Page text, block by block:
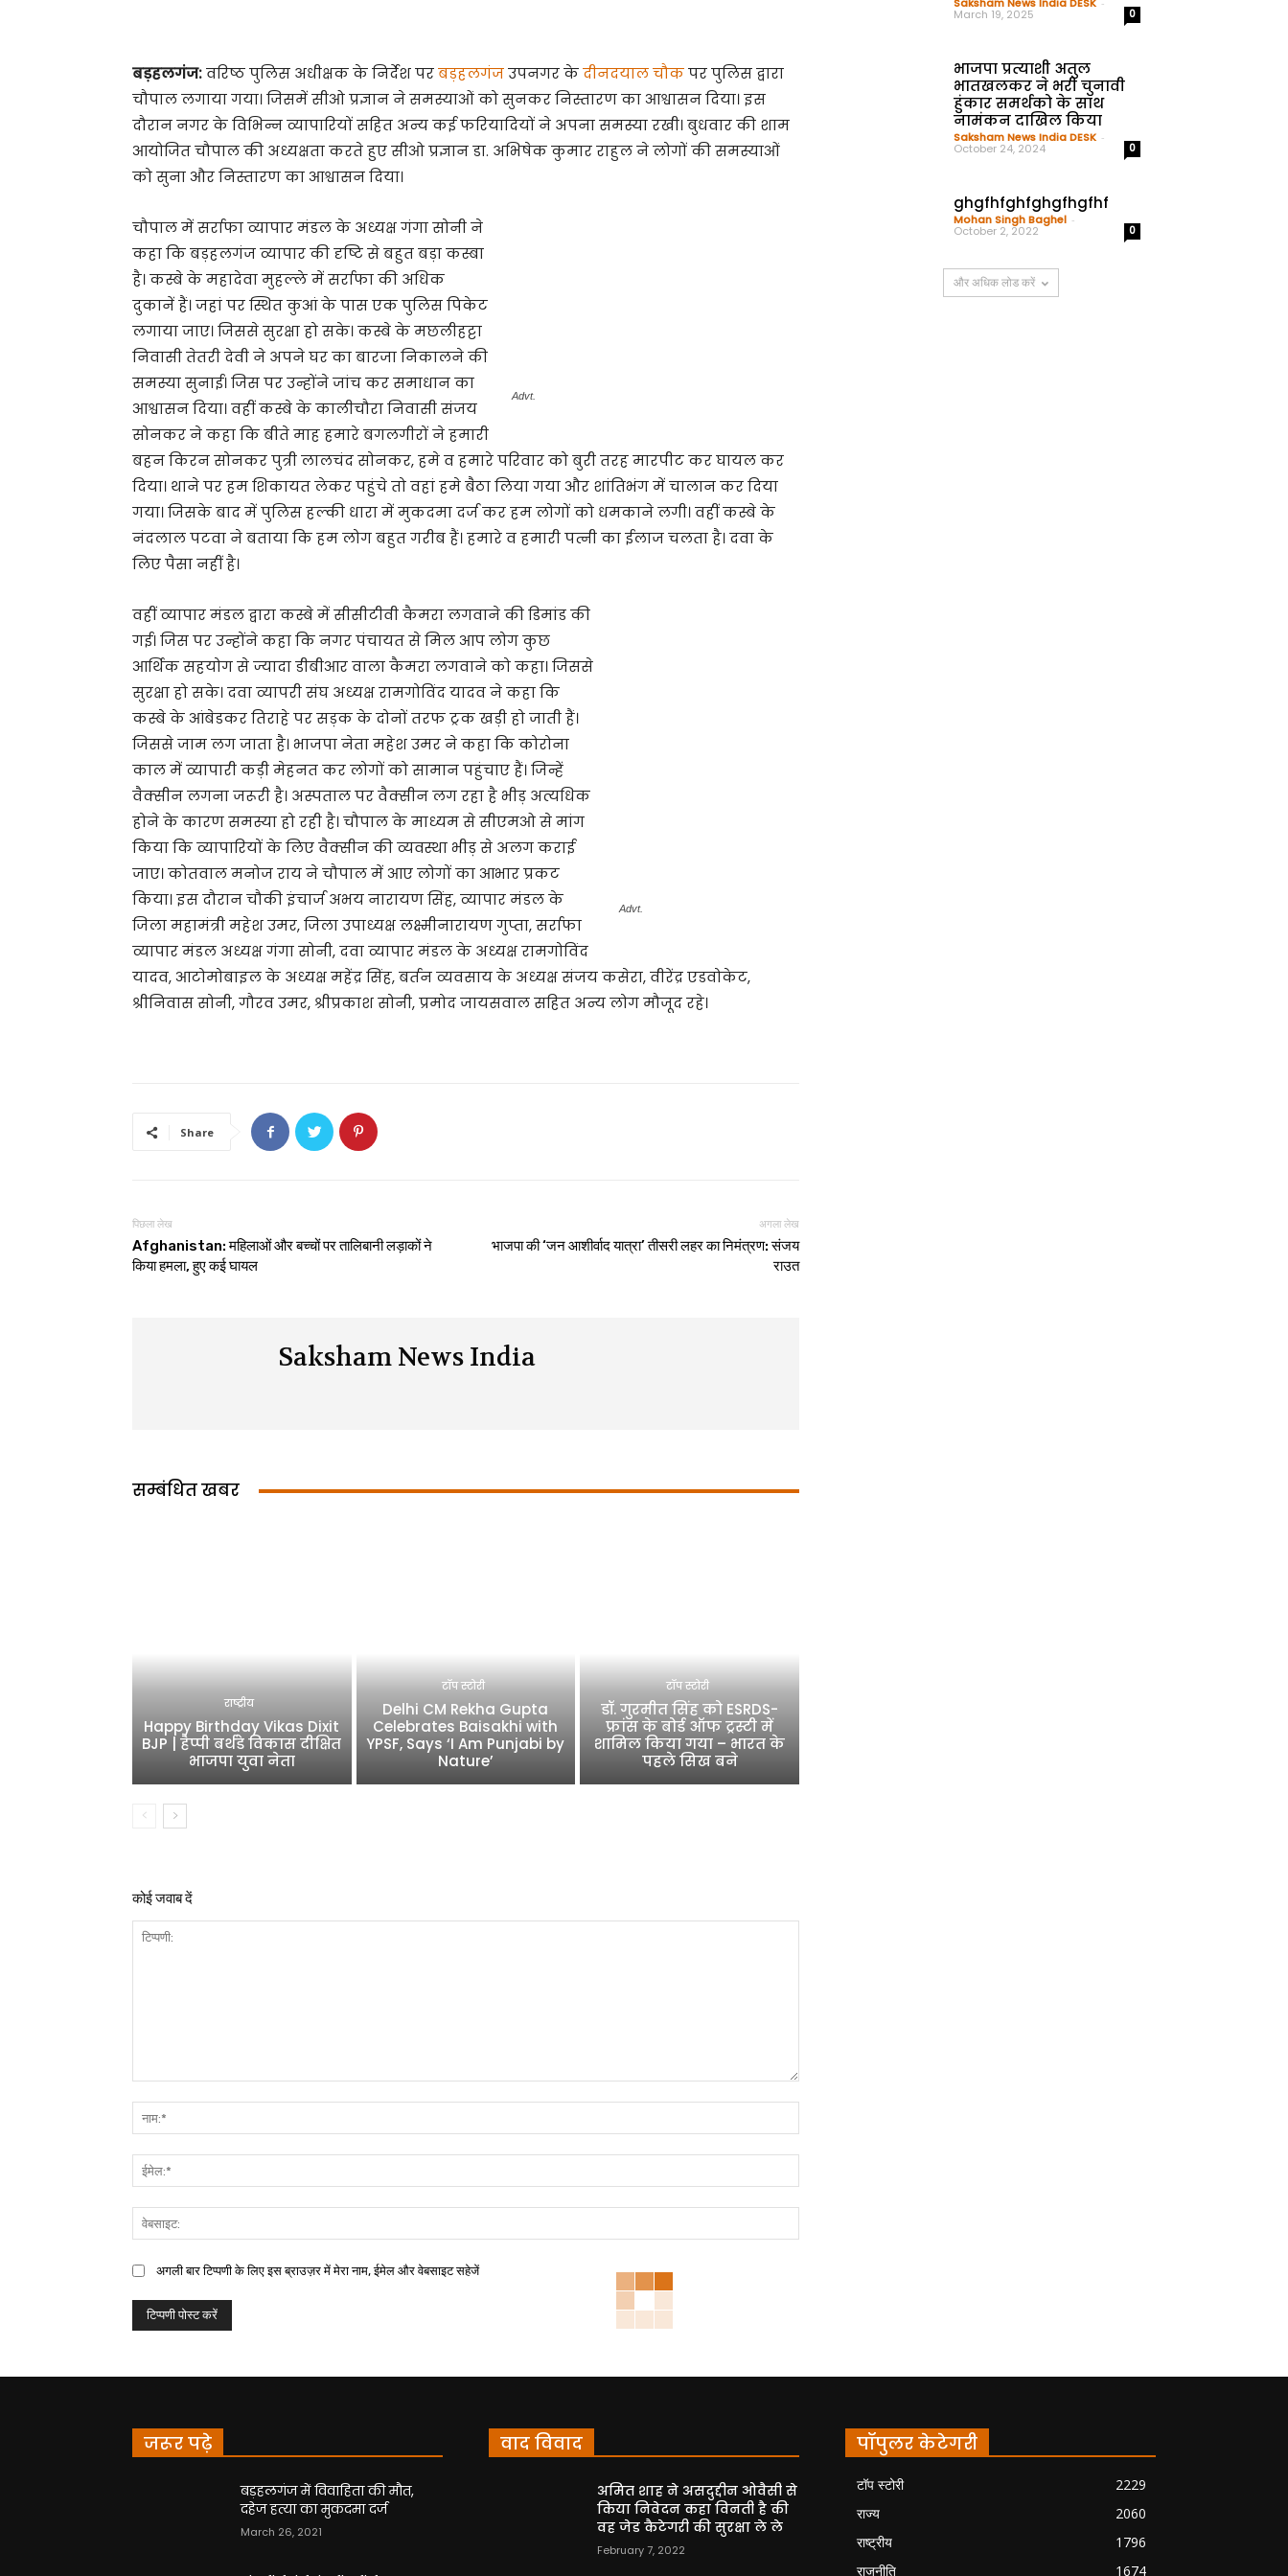
बड़हलगंज:वरिष्ठ पुलिस अधीक्षक के निर्देश परबड़हलगंजउपनगर केदीनदयाल चौकपर पुलिस द्वारा
चौपाल लगाया गया। जिसमें सीओ प्रज्ञान ने समस्याओं को सुनकर निस्तारण का आश्वासन दिया। इस
दौरान नगर के विभिन्न व्यापारियों सहित अन्य कई फरियादियों ने अपना समस्या रखी। बुधवार की शाम
आयोजित चौपाल की अध्यक्षता करते हुए सीओ प्रज्ञान डा. अभिषेक कुमार राहुल ने लोगों की समस्याओं
को सुना और निस्तारण का आश्वासन दिया।
Advt.
चौपाल में सर्राफा व्यापार मंडल के अध्यक्ष गंगा सोनी ने
कहा कि बड़हलगंज व्यापार की दृष्टि से बहुत बड़ा कस्बा
है। कस्बे के महादेवा मुहल्ले में सर्राफा की अधिक
दुकानें हैं। जहां पर स्थित कुआं के पास एक पुलिस पिकेट
लगाया जाए। जिससे सुरक्षा हो सके। कस्बे के मछलीहट्टा
निवासी तेतरी देवी ने अपने घर का बारजा निकालने की
समस्या सुनाई। जिस पर उन्होंने जांच कर समाधान का
आश्वासन दिया। वहीं कस्बे के कालीचौरा निवासी संजय
सोनकर ने कहा कि बीते माह हमारे बगलगीरों ने हमारी
बहन किरन सोनकर पुत्री लालचंद सोनकर, हमे व हमारे परिवार को बुरी तरह मारपीट कर घायल कर
दिया। थाने पर हम शिकायत लेकर पहुंचे तो वहां हमे बैठा लिया गया और शांतिभंग में चालान कर दिया
गया। जिसके बाद में पुलिस हल्की धारा में मुकदमा दर्ज कर हम लोगों को धमकाने लगी। वहीं कस्बे के
नंदलाल पटवा ने बताया कि हम लोग बहुत गरीब हैं। हमारे व हमारी पत्नी का ईलाज चलता है। दवा के
लिए पैसा नहीं है।
Advt.
वहीं व्यापार मंडल द्वारा कस्बे में सीसीटीवी कैमरा लगवाने की डिमांड की
गई। जिस पर उन्होंने कहा कि नगर पंचायत से मिल आप लोग कुछ
आर्थिक सहयोग से ज्यादा डीबीआर वाला कैमरा लगवाने को कहा। जिससे
सुरक्षा हो सके। दवा व्यापरी संघ अध्यक्ष रामगोविंद यादव ने कहा कि
कस्बे के आंबेडकर तिराहे पर सड़क के दोनों तरफ ट्रक खड़ी हो जाती हैं।
जिससे जाम लग जाता है। भाजपा नेता महेश उमर ने कहा कि कोरोना
काल में व्यापारी कड़ी मेहनत कर लोगों को सामान पहुंचाए हैं। जिन्हें
वैक्सीन लगना जरूरी है। अस्पताल पर वैक्सीन लग रहा है भीड़ अत्यधिक
होने के कारण समस्या हो रही है। चौपाल के माध्यम से सीएमओ से मांग
किया कि व्यापारियों के लिए वैक्सीन की व्यवस्था भीड़ से अलग कराई
जाए। कोतवाल मनोज राय ने चौपाल में आए लोगों का आभार प्रकट
किया। इस दौरान चौकी इंचार्ज अभय नारायण सिंह, व्यापार मंडल के
जिला महामंत्री महेश उमर, जिला उपाध्यक्ष लक्ष्मीनारायण गुप्ता, सर्राफा
व्यापार मंडल अध्यक्ष गंगा सोनी, दवा व्यापार मंडल के अध्यक्ष रामगोविंद
यादव, आटोमोबाइल के अध्यक्ष महेंद्र सिंह, बर्तन व्यवसाय के अध्यक्ष संजय कसेरा, वीरेंद्र एडवोकेट,
श्रीनिवास सोनी, गौरव उमर, श्रीप्रकाश सोनी, प्रमोद जायसवाल सहित अन्य लोग मौजूद रहे।
Share
पिछला लेख
Afghanistan: महिलाओं और बच्चों पर तालिबानी लड़ाकों ने
किया हमला, हुए कई घायल
अगला लेख
भाजपा की ‘जन आशीर्वाद यात्रा’ तीसरी लहर का निमंत्रण: संजय
राउत
Saksham News India
सम्बंधित खबर
राष्ट्रीय
Happy Birthday Vikas Dixit
BJP | हैप्पी बर्थडे विकास दीक्षित
भाजपा युवा नेता
टॉप स्टोरी
Delhi CM Rekha Gupta
Celebrates Baisakhi with
YPSF, Says ‘I Am Punjabi by
Nature’
टॉप स्टोरी
डॉ. गुरमीत सिंह को ESRDS-
फ्रांस के बोर्ड ऑफ ट्रस्टी में
शामिल किया गया – भारत के
पहले सिख बने
कोई जवाब दें
अगली बार टिप्पणी के लिए इस ब्राउज़र में मेरा नाम, ईमेल और वेबसाइट सहेजें
March 19, 2025 0
भाजपा प्रत्याशी अतुल
भातखलकर ने भरी चुनावी
हुंकार समर्थको के साथ
नामंकन दाखिल किया
Saksham News India DESK -
October 24, 2024 0
ghgfhfghfghgfhgfhf
Mohan Singh Baghel -
October 2, 2022 0
और अधिक लोड करें
जरूर पढ़े
बड़हलगंज में विवाहिता की मौत,
दहेज हत्या का मुकदमा दर्ज
March 26, 2021
वाद विवाद
अमित शाह ने असदुद्दीन ओवैसी से
किया निवेदन कहा विनती है की
वह जेड कैटेगरी की सुरक्षा ले ले
February 7, 2022
पॉपुलर केटेगरी
टॉप स्टोरी
2229
राज्य
2060
राष्ट्रीय
1796
राजनीति
1674